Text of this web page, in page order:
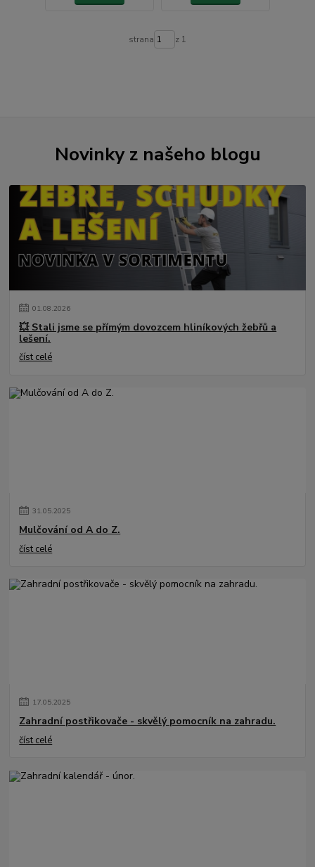
strana z 1
Novinky z našeho blogu
01.08.2026
💥 Stali jsme se přímým dovozcem hliníkových žebřů a
lešení.
číst celé
31.05.2025
Mulčování od A do Z.
číst celé
17.05.2025
Zahradní postřikovače - skvělý pomocník na zahradu.
číst celé